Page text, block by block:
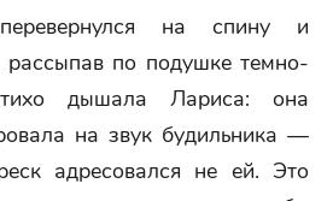
на спину и
рассыпав по подушке темно-
дышала Лариса: она
на звук будильника —
адресовался не ей. Это